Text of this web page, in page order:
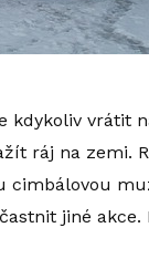
vrátit
ráj na zemi.
jiné akce.